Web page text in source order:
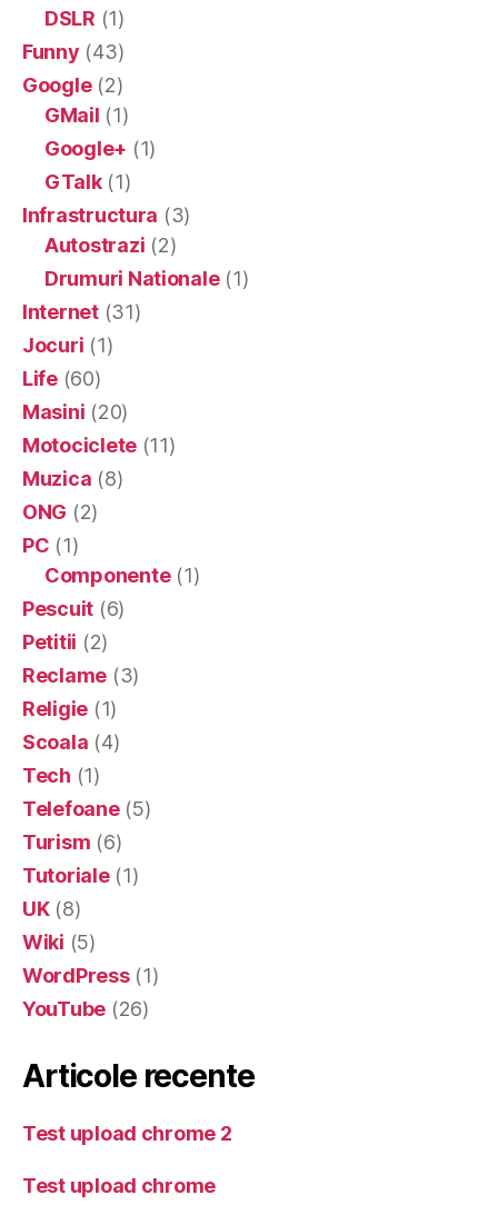
DSLR (1)
Funny (43)
Google(2)
GMail (1)
Google+ (1)
GTalk(1)
Infrastructura (3)
Autostrazi (2)
Drumuri Nationale(1)
Internet(31)
Jocuri (1)
Life(60)
Masini (20)
Motociclete (11)
Muzica (8)
ONG (2)
PC (1)
Componente(1)
Pescuit (6)
Petitii (2)
Reclame (3)
Religie (1)
Scoala (4)
Tech (1)
Telefoane(5)
Turism (6)
Tutoriale(1)
UK(8)
Wiki (5)
WordPress(1)
YouTube (26)
Articole recente
Test upload chrome 2
Test upload chrome